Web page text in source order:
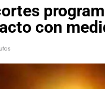
con